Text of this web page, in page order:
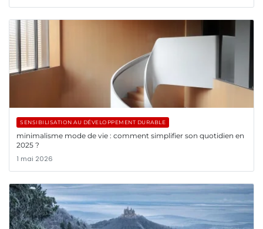
SENSIBILISATION AU DÉVELOPPEMENT DURABLE
minimalisme mode de vie : comment simplifier son quotidien en
2025 ?
1 mai 2026